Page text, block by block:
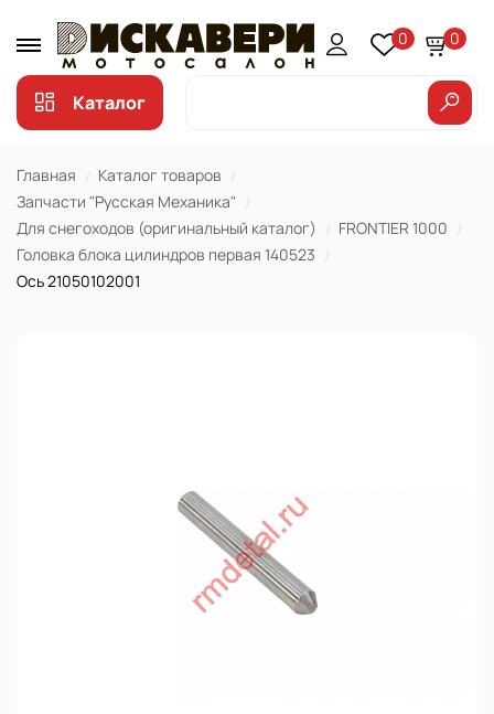
0 0
Каталог
Главная
Каталог товаров
Запчасти "Русская Механика"
Для снегоходов (оригинальный каталог)
FRONTIER 1000
Головка блока цилиндров первая 140523
Ось 21050102001